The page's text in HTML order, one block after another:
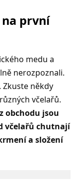
první
medu a
nerozpoznali.
Zkuste někdy
včelařů.
obchodu jsou
včelařů chutnají
a složení